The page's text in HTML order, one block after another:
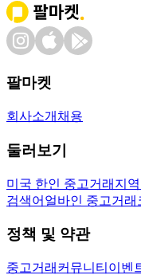
팔마켓
회사소개 채용
둘러보기
미국 한인 중고거래 지
검색어 얼바인 중고거래
정책 및 약관
중고거래 커뮤니티 이벤